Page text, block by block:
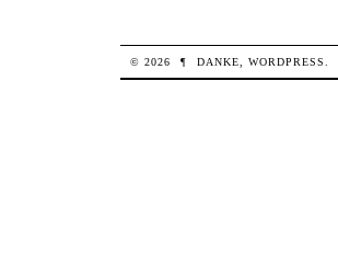
© 2026 ¶ DANKE,WORDPRESS.